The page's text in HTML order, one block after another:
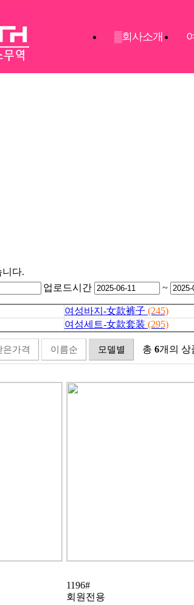
▒회사소개
다.
업로드시간 ~
여성바지-女款裤子 (245)
여성세트-女款套装 (295)
은가격 이름순 모델별 총 6개의 상
1196#
회원전용